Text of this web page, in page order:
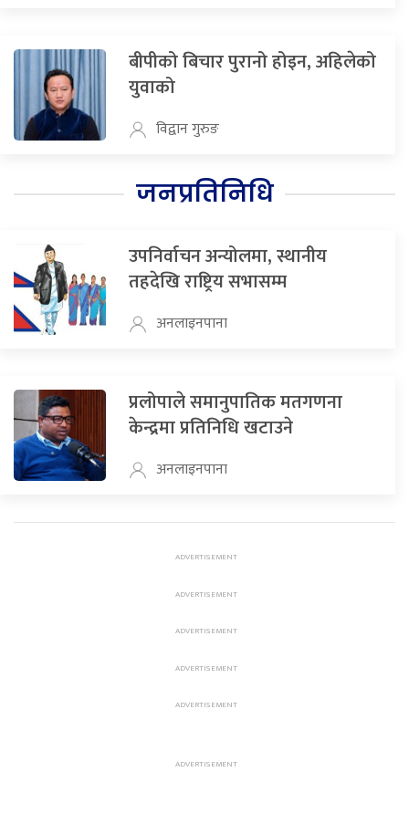
बीपीको बिचार पुरानो होइन, अहिलेको
युवाको
विद्वान गुरुङ
जनप्रतिनिधि
उपनिर्वाचन अन्योलमा, स्थानीय
तहदेखि राष्ट्रिय सभासम्म
अनलाइनपाना
प्रलोपाले समानुपातिक मतगणना
केन्द्रमा प्रतिनिधि खटाउने
अनलाइनपाना